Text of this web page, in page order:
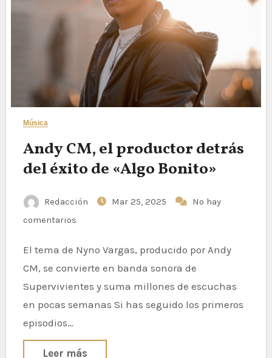
Música
Andy CM, el productor detrás
del éxito de «Algo Bonito»
Redacción Mar 25, 2025
No hay
comentarios
El tema de Nyno Vargas, producido por Andy
CM, se convierte en banda sonora de
Supervivientes y suma millones de escuchas
en pocas semanas Si has seguido los primeros
episodios…
Leer más